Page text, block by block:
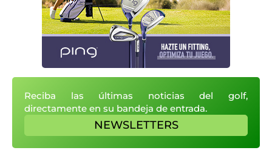
Reciba las últimas noticias del golf,
directamente en su bandeja de entrada.
NEWSLETTERS